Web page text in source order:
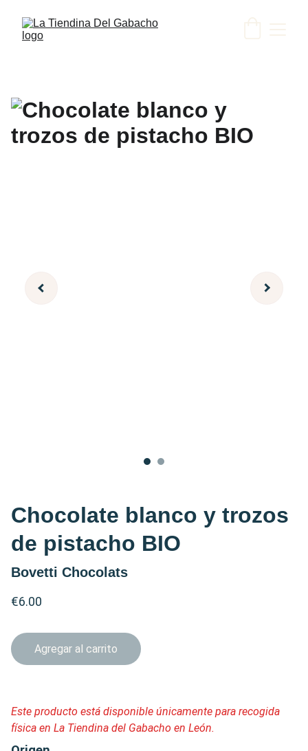
Chocolate blanco y trozos
de pistacho BIO
Bovetti Chocolats
€6.00
Agregar al carrito
Este producto está disponible únicamente para recogida
física en La Tiendina del Gabacho en León.